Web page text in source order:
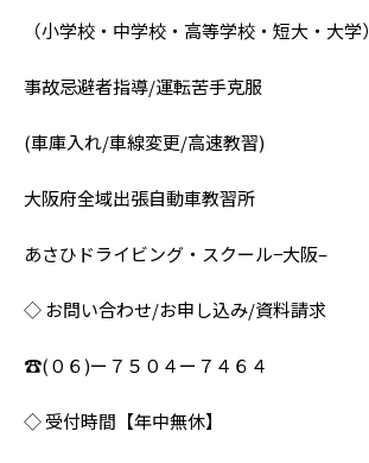
（小学校・中学校・高等学校・短大・大学）
事故忌避者指導/運転苦手克服
(車庫入れ/車線変更/高速教習)
大阪府全域出張自動車教習所
あさひドライビング・スクール−大阪–
◇ お問い合わせ/お申し込み/資料請求
☎︎(０６)ー７５０４ー７４６４
◇ 受付時間【年中無休】